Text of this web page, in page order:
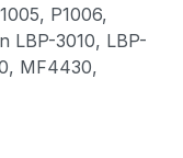
P1006,
LBP-3010, LBP-
MF4430,